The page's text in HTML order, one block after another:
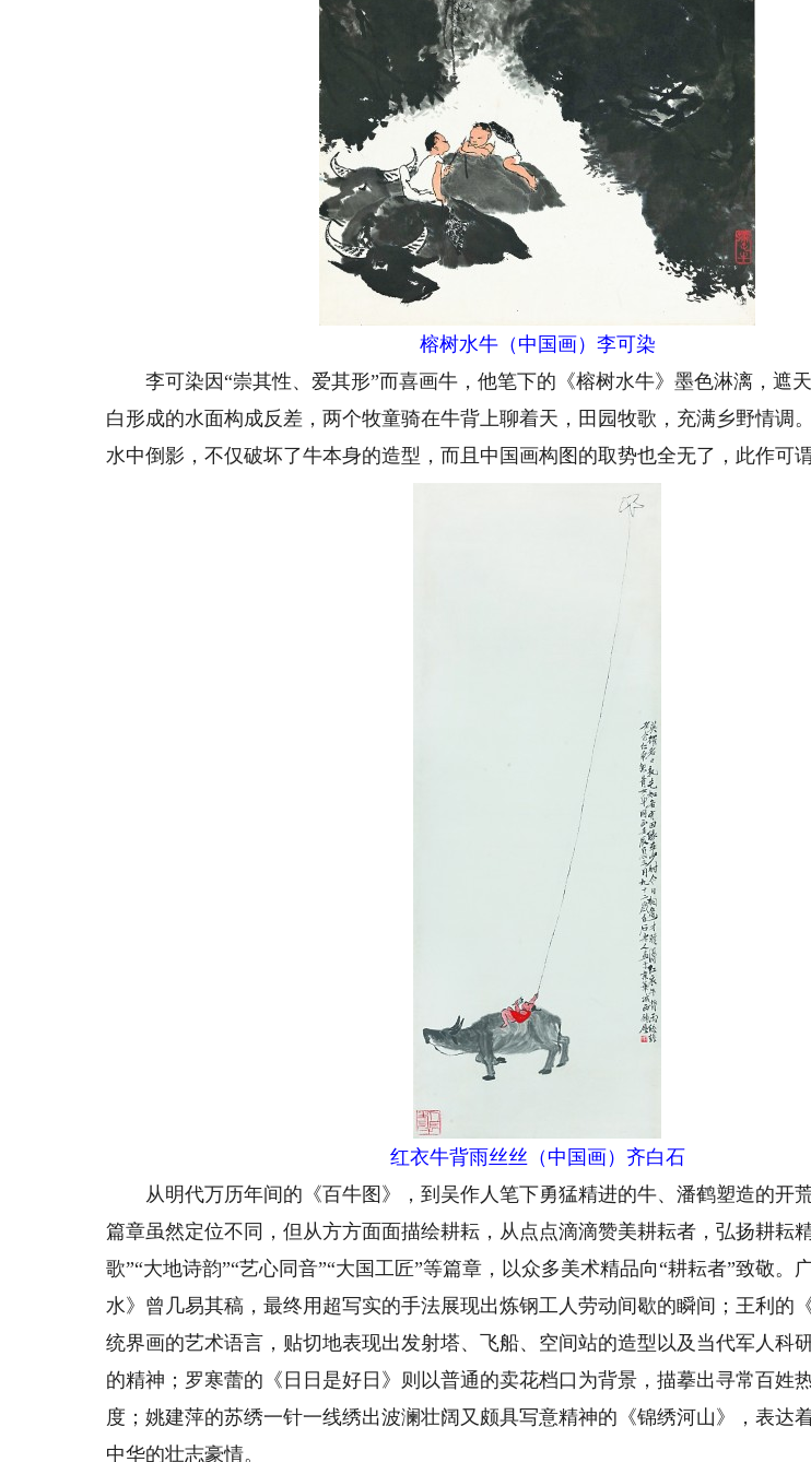
榕树水牛（中国画）李可染
李可染因“崇其性、爱其形”而喜画牛，他笔下的《榕树水牛》墨色淋漓，遮
白形成的水面构成反差，两个牧童骑在牛背上聊着天，田园牧歌，充满乡野情调
水中倒影，不仅破坏了牛本身的造型，而且中国画构图的取势也全无了，此作可谓
红衣牛背雨丝丝（中国画）齐白石
从明代万历年间的《百牛图》，到吴作人笔下勇猛精进的牛、潘鹤塑造的开
篇章虽然定位不同，但从方方面面描绘耕耘，从点点滴滴赞美耕耘者，弘扬耕耘
歌”“大地诗韵”“艺心同音”“大国工匠”等篇章，以众多美术精品向“耕耘者”致敬。
水》曾几易其稿，最终用超写实的手法展现出炼钢工人劳动间歇的瞬间；王利的
统界画的艺术语言，贴切地表现出发射塔、飞船、空间站的造型以及当代军人科
的精神；罗寒蕾的《日日是好日》则以普通的卖花档口为背景，描摹出寻常百姓
度；姚建萍的苏绣一针一线绣出波澜壮阔又颇具写意精神的《锦绣河山》，表达
中华的壮志豪情。